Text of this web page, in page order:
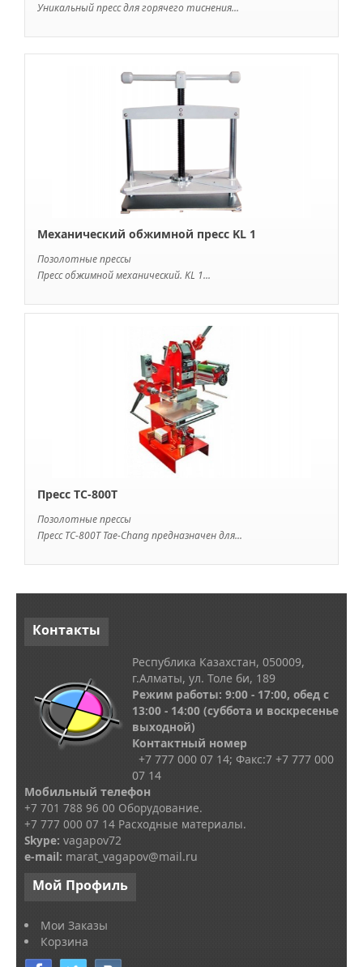
Уникальный пресс для горячего тиснения...
Механический обжимной пресс KL 1
Позолотные прессы
Пресс обжимной механический. KL 1...
Пресс TC-800T
Позолотные прессы
Пресс ТС-800Т Tae-Chang предназначен для...
Контакты
Республика Казахстан, 050009,
г.Алматы, ул. Толе би, 189
Режим работы: 9:00 - 17:00, обед с
13:00 - 14:00 (суббота и воскресенье
выходной)
Контактный номер
+7 777 000 07 14; Факс:7 +7 777 000
07 14
Мобильный телефон
+7 701 788 96 00 Оборудование.
+7 777 000 07 14 Расходные материалы.
Skype: vagapov72
e-mail: marat_vagapov@mail.ru
Мой Профиль
Мои Заказы
Корзина